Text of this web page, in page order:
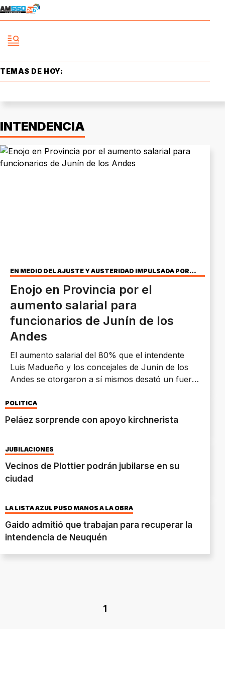
TEMAS DE HOY:
INTENDENCIA
EN MEDIO DEL AJUSTE Y AUSTERIDAD IMPULSADA POR
ROLANDO FIGUEROA
Enojo en Provincia por el
aumento salarial para
funcionarios de Junín de los
Andes
El aumento salarial del 80% que el intendente
Luis Madueño y los concejales de Junín de los
Andes se otorgaron a sí mismos desató un fuerte
POLÍTICA
Peláez sorprende con apoyo kirchnerista
JUBILACIONES
Vecinos de Plottier podrán jubilarse en su
ciudad
LA LISTA AZUL PUSO MANOS A LA OBRA
Gaido admitió que trabajan para recuperar la
intendencia de Neuquén
1